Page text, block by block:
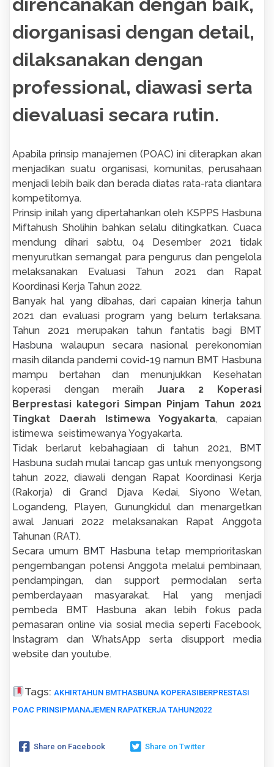
diorganisasi dengan detail,
dilaksanakan dengan
professional, diawasi serta
dievaluasi secara rutin.
Apabila prinsip manajemen (POAC) ini diterapkan akan
menjadikan suatu organisasi, komunitas, perusahaan
menjadi lebih baik dan berada diatas rata-rata diantara
kompetitornya.
Prinsip inilah yang dipertahankan oleh KSPPS Hasbuna
Miftahush Sholihin bahkan selalu ditingkatkan. Cuaca
mendung dihari sabtu, 04 Desember 2021 tidak
menyurutkan semangat para pengurus dan pengelola
melaksanakan Evaluasi Tahun 2021 dan Rapat
Koordinasi Kerja Tahun 2022.
Banyak hal yang dibahas, dari capaian kinerja tahun
2021 dan evaluasi program yang belum terlaksana.
Tahun 2021 merupakan tahun fantatis bagi B MT
Hasbuna walaupun secara nasional perekonomian
masih dilanda pandemi covid-19 namun BMT Hasbuna
mampu bertahan dan menunjukkan Kesehatan
koperasi dengan meraih Juara 2 Koperasi
Berprestasi kategori Simpan Pinjam Tahun 2021
Tingkat Daerah Istimewa Yogyakarta, capaian
istimewa seistimewanya Yogyakarta.
Tidak berlarut kebahagiaan di tahun 2021,
BMT
Hasbuna sudah mulai tancap gas untuk menyongsong
tahun 2022, diawali dengan Rapat Koordinasi Kerja
(Rakorja) di Grand Djava Kedai, Siyono Wetan,
Logandeng, Playen, Gunungkidul dan menargetkan
awal Januari 2022 melaksanakan Rapat Anggota
Tahunan (RAT).
Secara umum BMT Hasbuna tetap memprioritaskan
pengembangan potensi Anggota melalui pembinaan,
pendampingan, dan support permodalan serta
pemberdayaan masyarakat. Hal yang menjadi
pembeda BMT Hasbuna akan lebih fokus pada
pemasaran online via sosial media seperti Facebook,
Instagram dan WhatsApp serta disupport media
website dan youtube.
Tags: AKHIRTAHUN BMTHASBUNA KOPERASIBERPRESTASI
POAC PRINSIPMANAJEMEN RAPATKERJA TAHUN2022
Share on Facebook Share on Twitter